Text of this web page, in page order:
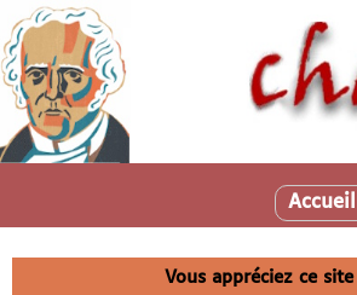
Accueil
Vous appréciez ce site